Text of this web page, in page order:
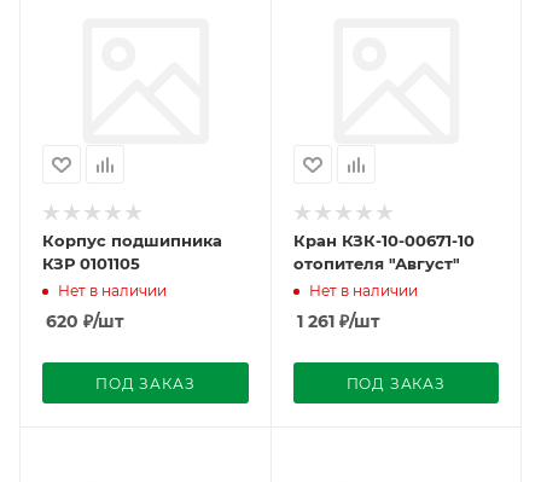
Корпус подшипника
КЗР 0101105
Нет в наличии
620 ₽/шт
ПОД ЗАКАЗ
Кран КЗК-10-00671-10
отопителя "Август"
Нет в наличии
1 261₽/шт
ПОД ЗАКАЗ